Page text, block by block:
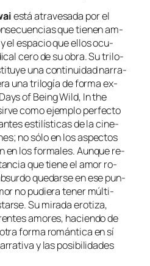
es­tá atra­ve­sa­da por el
que tie­nen am­
el es­pa­cio que ellos ocu­
ce­ro de su obra. Su tri­lo­
una con­ti­nui­dad na­rra­
una tri­lo­gía de for­ma ex­
Days of Being Wild, In the
co­mo ejem­plo per­fec­to
es­ti­lís­ti­cas de la ci­ne­
no só­lo en los as­pec­tos
en los for­ma­les. Aunque re­
que tie­ne el amor ro­
que­dar­se en ese pun­
no pu­die­ra te­ner múl­ti­
Su mi­ra­da ero­ti­za,
amo­res, ha­cien­do de
for­ma ro­mán­ti­ca en sí
y las po­si­bi­li­da­des